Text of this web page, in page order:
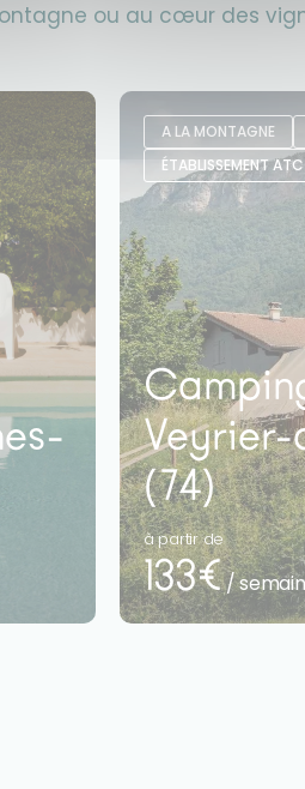
ou au cœur des
A LA MONTAGNE
ÉTABLISSEMENT ATC
(74)
à partir de
133€/